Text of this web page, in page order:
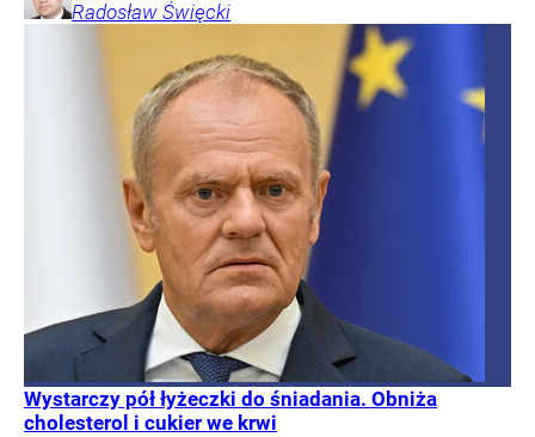
Radosław Święcki
Wystarczy pół łyżeczki do śniadania. Obniża
cholesterol i cukier we krwi